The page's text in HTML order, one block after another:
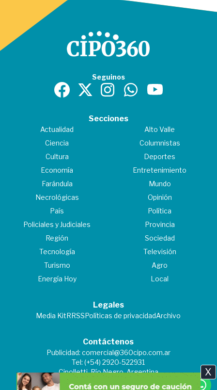
Seguinos
Secciones
Actualidad
Alto Valle
Ciencia
Columnistas
Cultura
Deportes
Economía
Entretenimiento
Farándula
Mundo
Necrológicas
Opinión
País
Política
Policiales y Judiciales
Provincia
Región
Sociedad
Tecnología
Televisión
Turismo
Agro
Energía Hoy
Local
Legales
Media KitRRSSPolíticas de privacidadArchivo
Contáctenos
Publicidad: comercial@360cipo.com.ar
Tel: (+54) 2920-522931
Cipolletti, Río Negro, Argentina
X